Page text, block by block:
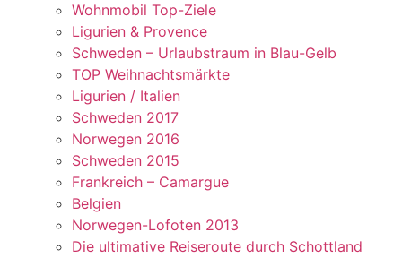
Wohnmobil Top-Ziele
Ligurien & Provence
Schweden – Urlaubstraum in Blau-Gelb
TOP Weihnachtsmärkte
Ligurien / Italien
Schweden 2017
Norwegen 2016
Schweden 2015
Frankreich – Camargue
Belgien
Norwegen-Lofoten 2013
Die ultimative Reiseroute durch Schottland